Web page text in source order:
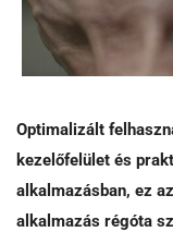
Optimalizált
kezelőfelület és
alkalmazásban, ez
alkalmazás régóta